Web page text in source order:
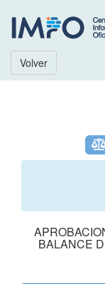
Volver
BALANCE